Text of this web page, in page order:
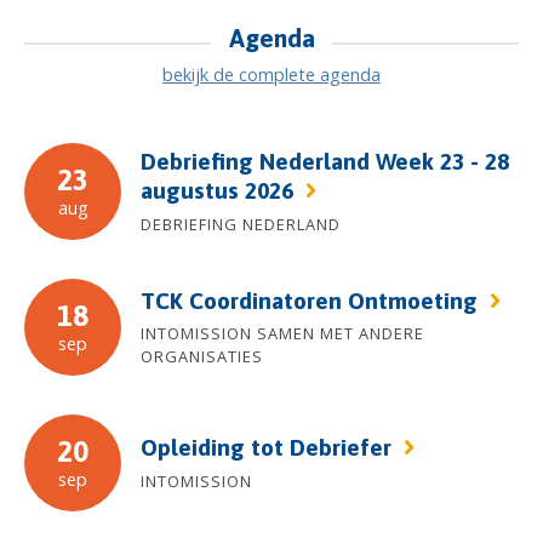
Agenda
bekijk de complete agenda
23
aug
Debriefing Nederland Week 23 - 28
augustus 2026
DEBRIEFING NEDERLAND
18
sep
TCK Coordinatoren Ontmoeting
INTOMISSION SAMEN MET ANDERE
ORGANISATIES
20
sep
Opleiding tot Debriefer
INTOMISSION